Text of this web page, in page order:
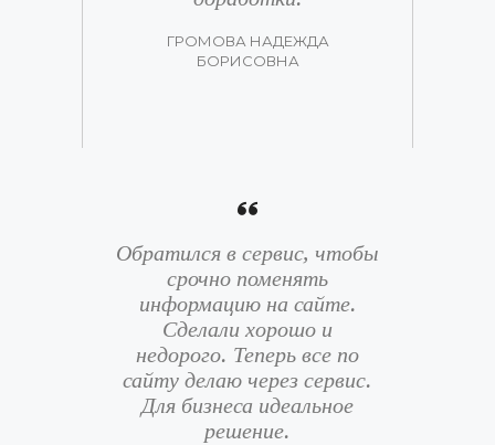
ГРОМОВА НАДЕЖДА
БОРИСОВНА
Обратился в сервис, чтобы
срочно поменять
информацию на сайте.
Сделали хорошо и
недорого. Теперь все по
сайту делаю через сервис.
Для бизнеса идеальное
решение.